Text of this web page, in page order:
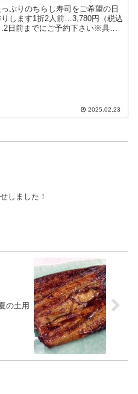
ぷりのちらし寿司をご希望の日
りします1折2人前…3,780円（税込
.2日前までにご予約下さい※具材
2025.02.23
しました！
の土用